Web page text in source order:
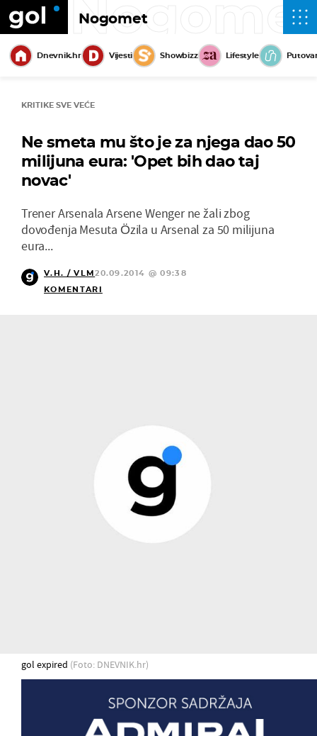
Nogomet
Dnevnik.hr Vijesti Showbizz Lifestyle
KRITIKE SVE VEĆE
Ne smeta mu što je za njega dao 50
milijuna eura: 'Opet bih dao taj
novac'
Trener Arsenala Arsene Wenger ne žali zbog
dovođenja Mesuta Özila u Arsenal za 50 milijuna
eura...
V.H. / VLM20.09.2014 @ 09:38
KOMENTARI
gol expired (Foto: DNEVNIK.hr)